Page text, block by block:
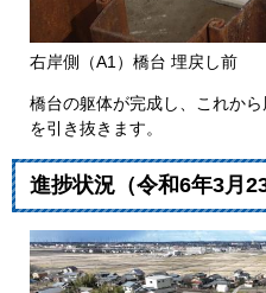
右岸側（A1）橋台 埋戻し前
橋台の躯体が完成し、これか
を引き抜きます。
進捗状況（令和6年3月23